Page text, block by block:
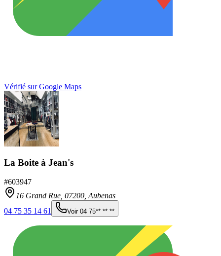
Vérifié sur Google Maps
La Boite à Jean's
#603947
16 Grand Rue, 07200 Aubenas
04 75 35 14 61
Voir 04 75** ** **